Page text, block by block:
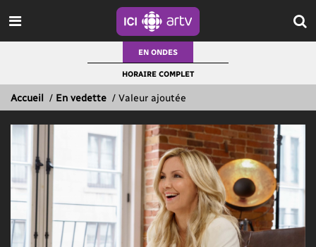
EN ONDES
HORAIRE COMPLET
Accueil / En vedette / Valeur ajoutée